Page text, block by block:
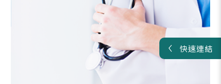
快速連結
08:45 - 12:00 (3 hours)
2026/08
16